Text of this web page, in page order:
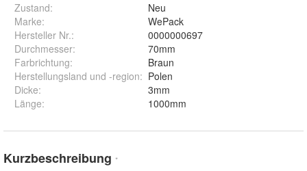
Zustand:
Neu
Marke:
WePack
Hersteller Nr.:
0000000697
Durchmesser:
70mm
Farbrichtung:
Braun
Herstellungsland und -region: Polen
Dicke:
3mm
Länge: 1000mm
Kurzbeschreibung *